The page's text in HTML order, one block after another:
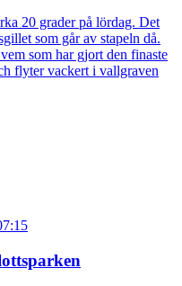
20 grader på lördag. Det
som går av stapeln då.
som har gjort den finaste
flyter vackert i vallgraven